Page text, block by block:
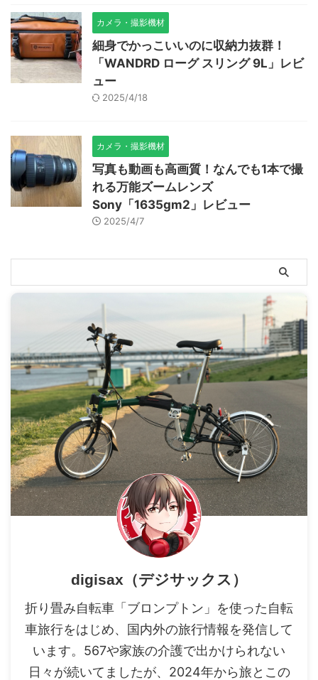
カメラ・撮影機材
細身でかっこいいのに収納力抜群！
「WANDRD ローグ スリング 9L」レビ
ュー
2025/4/18
カメラ・撮影機材
写真も動画も高画質！なんでも1本で撮
れる万能ズームレンズ
Sony「1635gm2」レビュー
2025/4/7
digisax（デジサックス）
折り畳み自転車「ブロンプトン」を使った自転
車旅行をはじめ、国内外の旅行情報を発信して
います。567や家族の介護で出かけられない
日々が続いてましたが、2024年から旅とこの